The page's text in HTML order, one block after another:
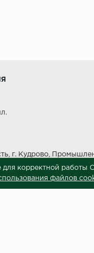
г. Кудрово,
корректной работы
файлов